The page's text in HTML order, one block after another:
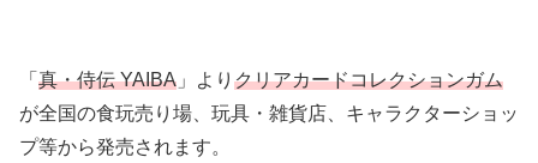
「 真・侍伝 YAIBA 」より クリアカードコレクションガム
が全国の食玩売り場、玩具・雑貨店、キャラクターショッ
プ等から発売されます。